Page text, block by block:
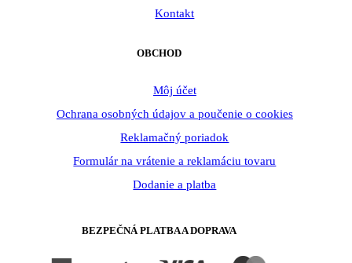
Kontakt
OBCHOD
Môj účet
Ochrana osobných údajov a poučenie o cookies
Reklamačný poriadok
Formulár na vrátenie a reklamáciu tovaru
Dodanie a platba
BEZPEČNÁ PLATBA A DOPRAVA